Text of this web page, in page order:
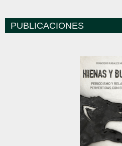
PUBLICACIONES